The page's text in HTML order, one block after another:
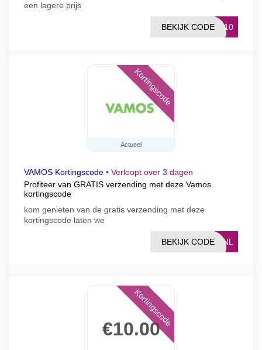
een lagere prijs
ST10
BEKIJK CODE
Actueel
Kortingscode
VAMOS Kortingscode • Verloopt over 3 dagen
Profiteer van GRATIS verzending met deze Vamos
kortingscode
kom genieten van de gratis verzending met deze
kortingscode laten we
VKNL
BEKIJK CODE
€10.00
Kortingscode